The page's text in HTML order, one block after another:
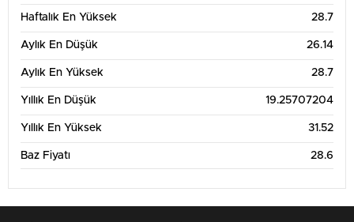
Haftalık En Yüksek 28.7
Aylık En Düşük 26.14
Aylık En Yüksek 28.7
Yıllık En Düşük 19.25707204
Yıllık En Yüksek 31.52
Baz Fiyatı 28.6